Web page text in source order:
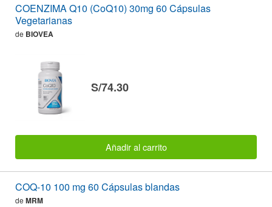
COENZIMA Q10 (CoQ10) 30mg 60 Cápsulas
Vegetarianas
de BIOVEA
S/74.30
Añadir al carrito
COQ-10 100 mg 60 Cápsulas blandas
de MRM